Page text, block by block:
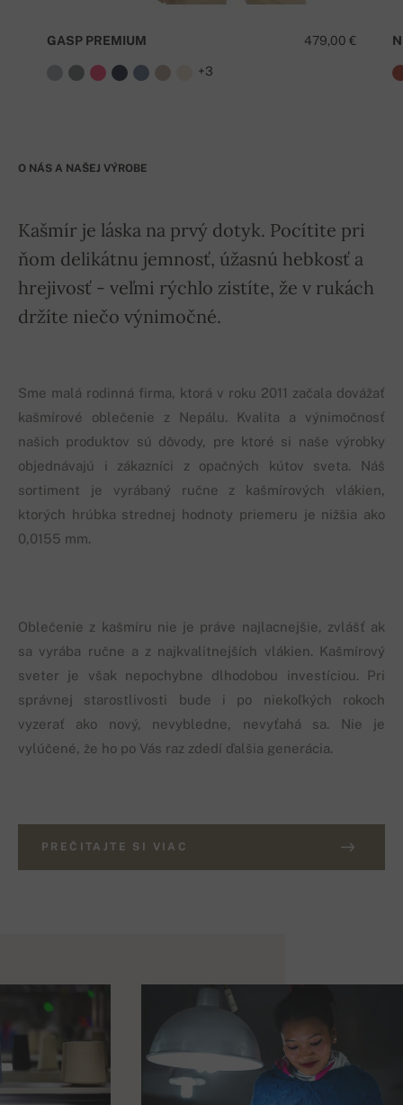
479,00 €
GASP PREMIUM
+3
O NÁS A NAŠEJ VÝROBE
Kašmír je láska na prvý dotyk. Pocítite pri
ňom delikátnu jemnosť, úžasnú hebkosť a
hrejivosť - veľmi rýchlo zistíte, že v rukách
držíte niečo výnimočné.
Sme malá rodinná firma, ktorá v roku 2011 začala dovážať
kašmírové oblečenie z Nepálu. Kvalita a výnimočnosť
našich produktov sú dôvody, pre ktoré si naše výrobky
objednávajú i zákazníci z opačných kútov sveta. Náš
sortiment je vyrábaný ručne z kašmírových vlákien,
ktorých hrúbka strednej hodnoty priemeru je nižšia ako
0,0155 mm.
Oblečenie z kašmíru nie je práve najlacnejšie, zvlášť ak
sa vyrába ručne a z najkvalitnejších vlákien. Kašmírový
sveter je však nepochybne dlhodobou investíciou. Pri
správnej starostlivosti bude i po niekoľkých rokoch
vyzerať ako nový, nevybledne, nevyťahá sa. Nie je
vylúčené, že ho po Vás raz zdedí ďalšia generácia.
PREČITAJTE SI VIAC